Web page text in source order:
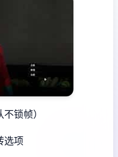
锁帧）
选项